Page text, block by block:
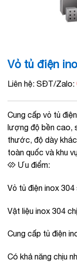
Vỏ tủ điện
Liên hệ: SĐT/Zalo:
Cung cấp vỏ tủ
lượng độ bền cao,
thước, độ dày
toàn quốc và khu
Ưu điểm:
Vỏ tủ điện inox
Vật liệu inox 304
Cung cấp tủ điện
Có khả năng chịu